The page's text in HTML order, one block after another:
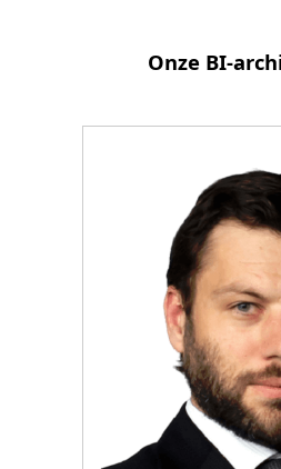
Onze BI-